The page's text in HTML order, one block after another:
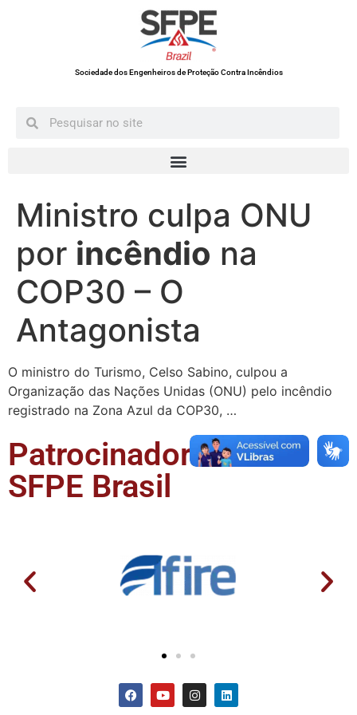
Sociedade dos Engenheiros de Proteção Contra Incêndios
Ministro culpa ONU
por incêndio na
COP30 – O
Antagonista
O ministro do Turismo, Celso Sabino, culpou a
Organização das Nações Unidas (ONU) pelo incêndio
registrado na Zona Azul da COP30, …
Patrocinadores da
SFPE Brasil